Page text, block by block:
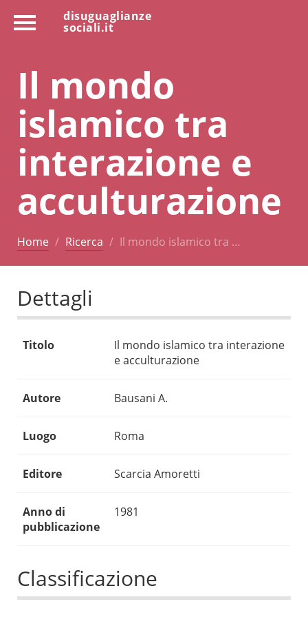
disuguaglianze
sociali.it
Il mondo
islamico tra
interazione e
acculturazione
Home Ricerca Il mondo islamico tra …
Dettagli
Titolo
Il mondo islamico tra interazione
e acculturazione
Autore Bausani A.
Luogo Roma
Editore Scarcia Amoretti
Anno di
pubblicazione
1981
Classificazione